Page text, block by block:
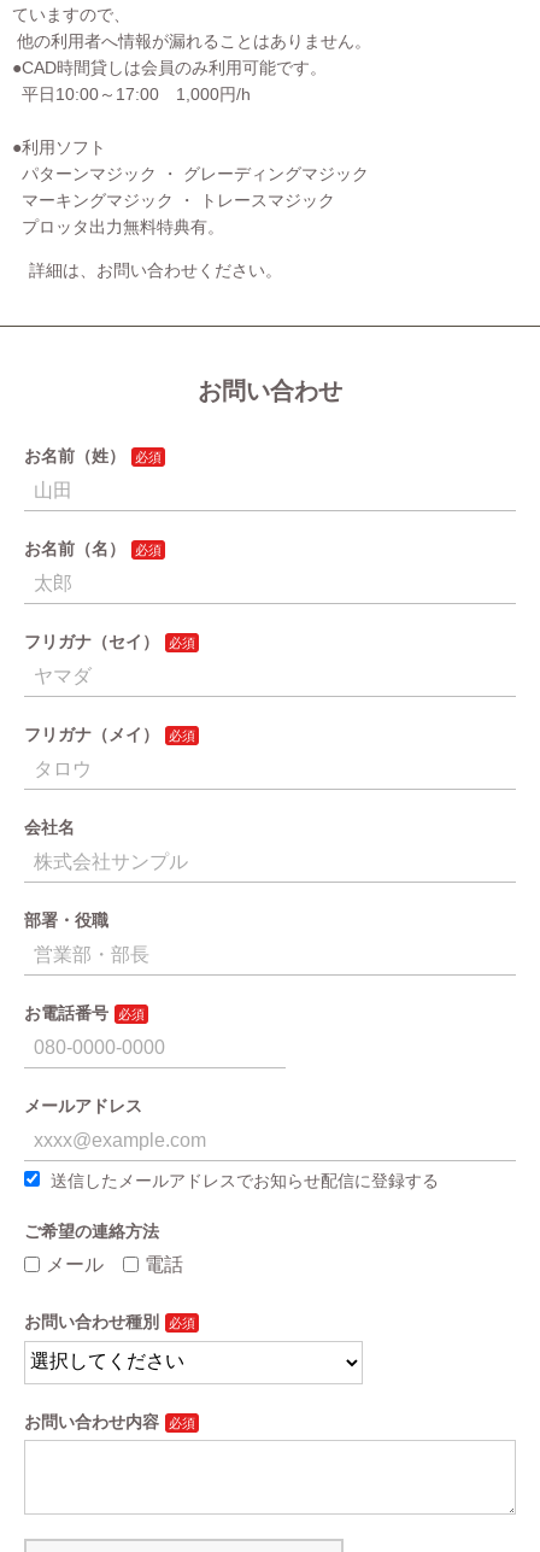
ていますので、
他の利用者へ情報が漏れることはありません。
●CAD時間貸しは会員のみ利用可能です。
平日10:00～17:00 1,000円/h
●利用ソフト
パターンマジック ・ グレーディングマジック
マーキングマジック ・ トレースマジック
プロッタ出力無料特典有。
詳細は、お問い合わせください。
お問い合わせ
お名前（姓）
お名前（名）
フリガナ（セイ）
フリガナ（メイ）
会社名
部署・役職
お電話番号
メールアドレス
送信したメールアドレスでお知らせ配信に登録する
ご希望の連絡方法
メール 電話
お問い合わせ種別
お問い合わせ内容